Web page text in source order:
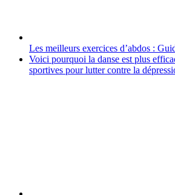
Les meilleurs exercices d’abdos :
Voici pourquoi la danse est plus
sportives pour lutter contre la